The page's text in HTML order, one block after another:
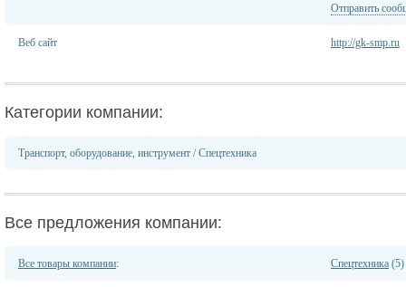
Отправить
Веб сайт http://gk-smp.ru
Категории компании:
Транспорт, оборудование, инструмент /Спецтехника
Все предложения компании:
Все товары компании: Спецтехника (5)